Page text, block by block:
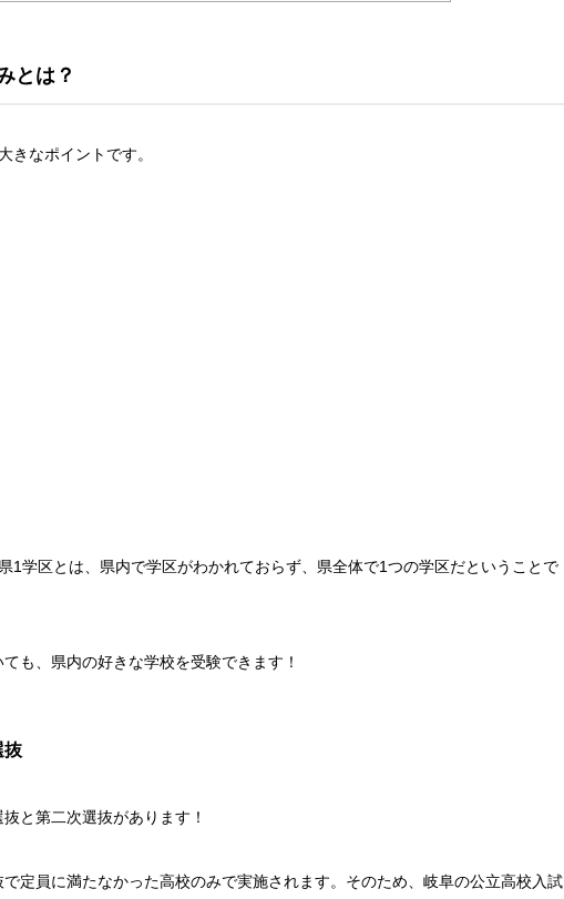
とは？
きなポイントです。
1学区とは、県内で学区がわかれておらず、県全体で1つの学区だということで
も、県内の好きな学校を受験できます！
抜
と第二次選抜があります！
定員に満たなかった高校のみで実施されます。そのため、岐阜の公立高校入試